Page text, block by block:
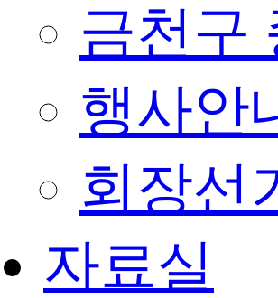
금천구
행사안
회장선
자료실